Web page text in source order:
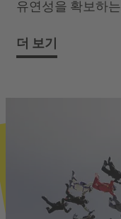
유연성을 확보하
더 보기